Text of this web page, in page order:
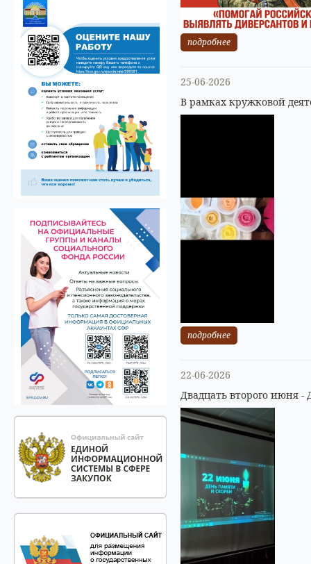
подробнее
25-06-2026
В рамках кружковой
подробнее
22-06-2026
Двадцать второго июня -